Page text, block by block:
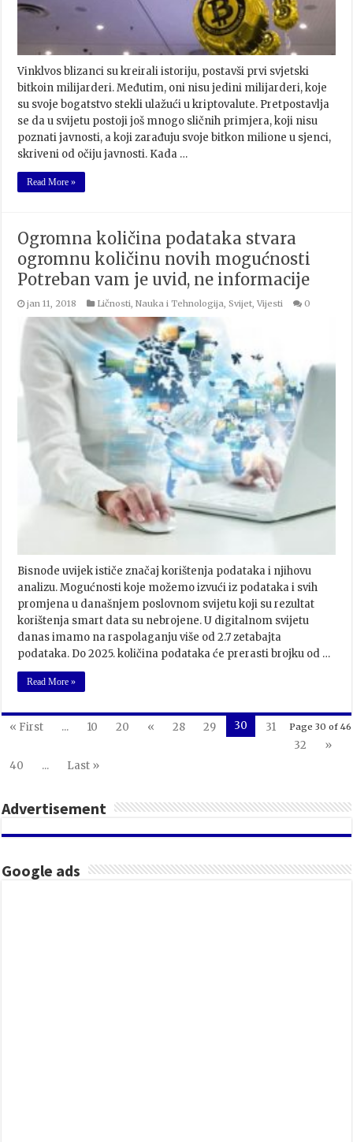
Vinklvos blizanci su kreirali istoriju, postavši prvi svjetski
bitkoin milijarderi. Međutim, oni nisu jedini milijarderi, koje
su svoje bogatstvo stekli ulažući u kriptovalute. Pretpostavlja
se da u svijetu postoji još mnogo sličnih primjera, koji nisu
poznati javnosti, a koji zarađuju svoje bitkon milione u sjenci,
skriveni od očiju javnosti. Kada …
Read More »
Ogromna količina podataka stvara
ogromnu količinu novih mogućnosti
Potreban vam je uvid, ne informacije
jan 11, 2018 Ličnosti,Nauka i Tehnologija,Svijet,Vijesti 0
Bisnode uvijek ističe značaj korištenja podataka i njihovu
analizu. Mogućnosti koje možemo izvući iz podataka i svih
promjena u današnjem poslovnom svijetu koji su rezultat
korištenja smart data su nebrojene. U digitalnom svijetu
danas imamo na raspolaganju više od 2.7 zetabajta
podataka. Do 2025. količina podataka će prerasti brojku od …
Read More »
Page 30 of 46
« First ... 10 20 « 28 29 30
31
32
»
40
... Last »
Advertisement
Google ads